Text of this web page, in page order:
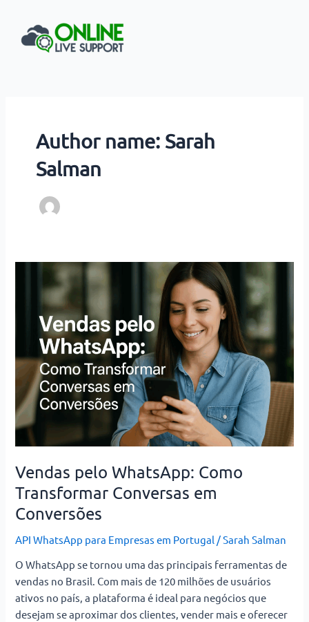
Author name: Sarah
Salman
Vendas pelo WhatsApp: Como
Transformar Conversas em
Conversões
API WhatsApp para Empresas em Portugal /Sarah Salman
O WhatsApp se tornou uma das principais ferramentas de
vendas no Brasil. Com mais de 120 milhões de usuários
ativos no país, a plataforma é ideal para negócios que
desejam se aproximar dos clientes, vender mais e oferecer
WhatsApp:
Como
Transformar
Conversas
Conversões